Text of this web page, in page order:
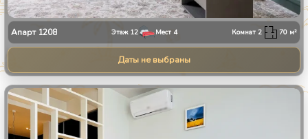
Апарт 1208 Этаж 12 Мест 4 Комнат2 70 м²
Даты не выбраны